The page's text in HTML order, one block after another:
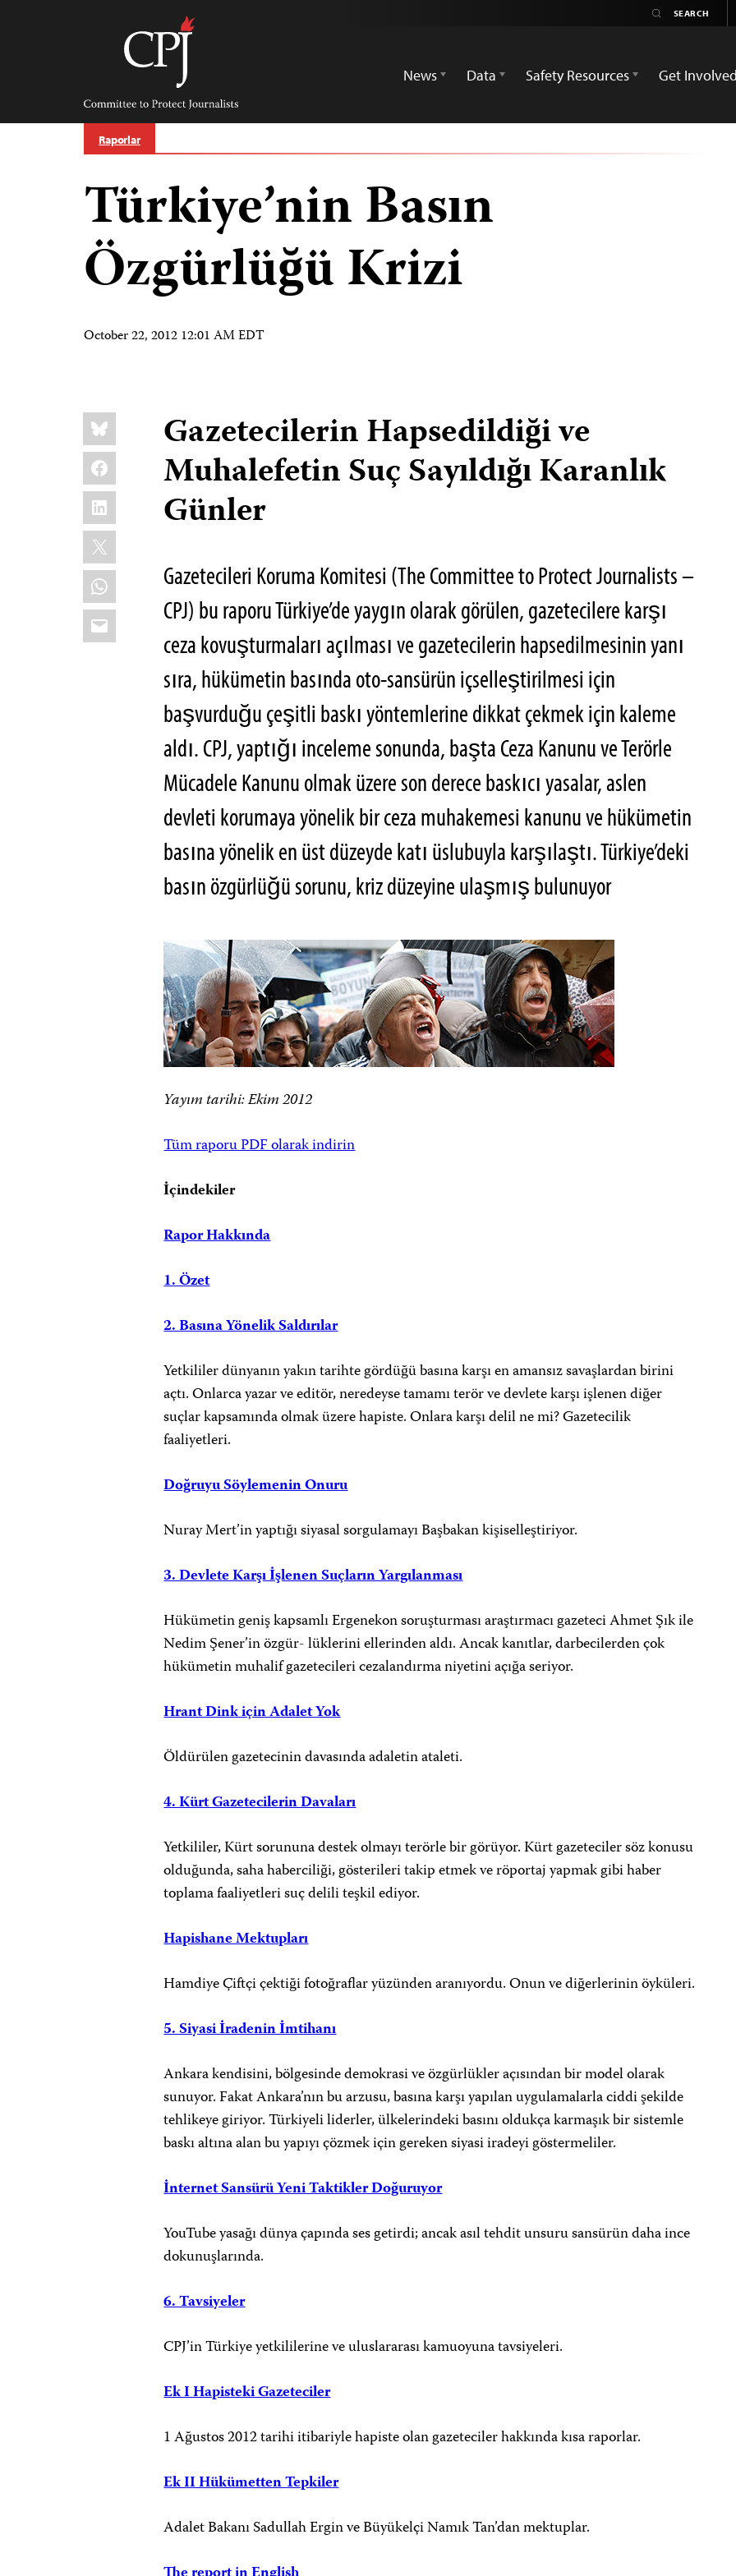
Committee
Protect
Journalists
News
Data Safety Resources Get Involved
Raporlar
Türkiye’nin Basın
Özgürlüğü Krizi
October 22, 2012 12:01 AM EDT
Share
this:
Bluesky
Facebook
LinkedIn
X
WhatsApp
Email
Gazetecilerin Hapsedildiği ve
Muhalefetin Suç Sayıldığı Karanlık
Günler
Gazetecileri Koruma Komitesi (The Committee to Protect Journalists –
CPJ) bu raporu Türkiye’de yaygın olarak görülen, gazetecilere karşı
ceza kovuşturmaları açılması ve gazetecilerin hapsedilmesinin yanı
sıra, hükümetin basında oto-sansürün içselleştirilmesi için
başvurduğu çeşitli baskı yöntemlerine dikkat çekmek için kaleme
aldı. CPJ, yaptığı inceleme sonunda, başta Ceza Kanunu ve Terörle
Mücadele Kanunu olmak üzere son derece baskıcı yasalar, aslen
devleti korumaya yönelik bir ceza muhakemesi kanunu ve hükümetin
basına yönelik en üst düzeyde katı üslubuyla karşılaştı. Türkiye’deki
basın özgürlüğü sorunu, kriz düzeyine ulaşmış bulunuyor
Yayım tarihi: Ekim 2012
Tüm raporu PDF olarak indirin
İçindekiler
Rapor Hakkında
1. Özet
2. Basına Yönelik Saldırılar
Yetkililer dünyanın yakın tarihte gördüğü basına karşı en amansız savaşlardan birini
açtı. Onlarca yazar ve editör, neredeyse tamamı terör ve devlete karşı işlenen diğer
suçlar kapsamında olmak üzere hapiste. Onlara karşı delil ne mi? Gazetecilik
faaliyetleri.
Doğruyu Söylemenin Onuru
Nuray Mert’in yaptığı siyasal sorgulamayı Başbakan kişiselleştiriyor.
3. Devlete Karşı İşlenen Suçların Yargılanması
Hükümetin geniş kapsamlı Ergenekon soruşturması araştırmacı gazeteci Ahmet Şık ile
Nedim Şener’in özgür- lüklerini ellerinden aldı. Ancak kanıtlar, darbecilerden çok
hükümetin muhalif gazetecileri cezalandırma niyetini açığa seriyor.
Hrant Dink için Adalet Yok
Öldürülen gazetecinin davasında adaletin ataleti.
4. Kürt Gazetecilerin Davaları
Yetkililer, Kürt sorununa destek olmayı terörle bir görüyor. Kürt gazeteciler söz konusu
olduğunda, saha haberciliği, gösterileri takip etmek ve röportaj yapmak gibi haber
toplama faaliyetleri suç delili teşkil ediyor.
Hapishane Mektupları
Hamdiye Çiftçi çektiği fotoğraflar yüzünden aranıyordu. Onun ve diğerlerinin öyküleri.
5. Siyasi İradenin İmtihanı
Ankara kendisini, bölgesinde demokrasi ve özgürlükler açısından bir model olarak
sunuyor. Fakat Ankara’nın bu arzusu, basına karşı yapılan uygulamalarla ciddi şekilde
tehlikeye giriyor. Türkiyeli liderler, ülkelerindeki basını oldukça karmaşık bir sistemle
baskı altına alan bu yapıyı çözmek için gereken siyasi iradeyi göstermeliler.
İnternet Sansürü Yeni Taktikler Doğuruyor
YouTube yasağı dünya çapında ses getirdi; ancak asıl tehdit unsuru sansürün daha ince
dokunuşlarında.
6. Tavsiyeler
CPJ’in Türkiye yetkililerine ve uluslararası kamuoyuna tavsiyeleri.
Ek I Hapisteki Gazeteciler
1 Ağustos 2012 tarihi itibariyle hapiste olan gazeteciler hakkında kısa raporlar.
Ek II Hükümetten Tepkiler
Adalet Bakanı Sadullah Ergin ve Büyükelçi Namık Tan’dan mektuplar.